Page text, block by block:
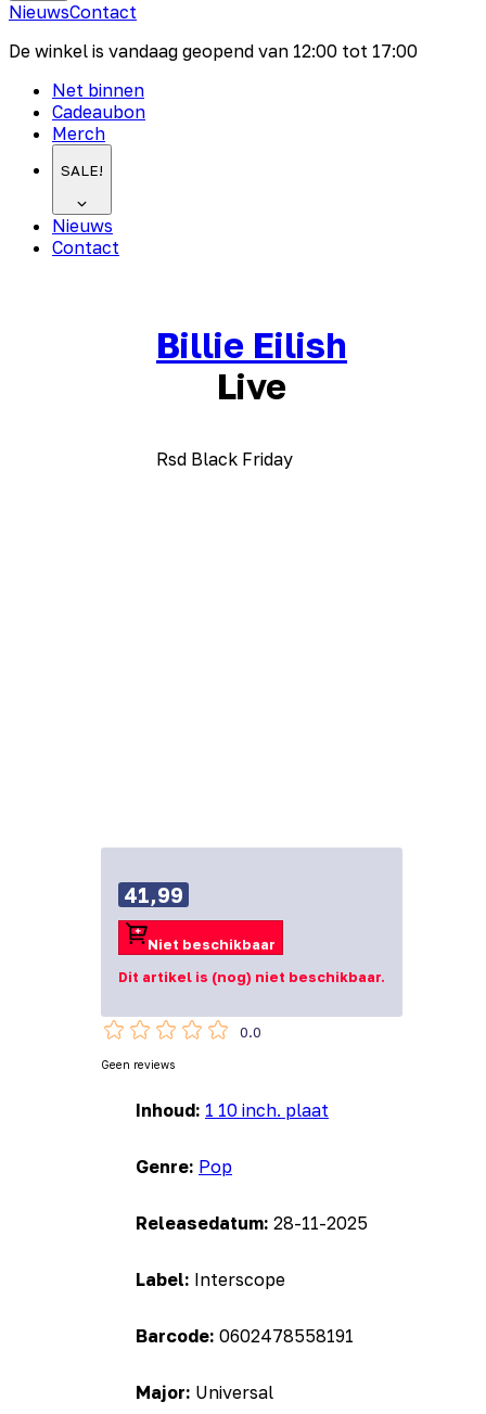
NieuwsContact
De winkel is vandaag geopend van 12:00 tot 17:00
Net binnen
Cadeaubon
Merch
SALE!
Nieuws
Contact
Billie Eilish
Live
Rsd Black Friday
Inhoud: 1 10 inch. plaat
Genre: Pop
Releasedatum: 28-11-2025
Label: Interscope
Barcode: 0602478558191
Major: Universal
41,99
Niet beschikbaar
Dit artikel is (nog) niet beschikbaar.
0.0
Geen reviews